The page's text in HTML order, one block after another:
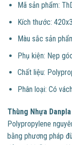
Mã sản phẩm:
Kích thước:
Màu sắc sản
Phụ kiện: Nẹp
Chất liệu:
Phân loại: Có
Thùng Nhựa Danpla
Polypropylene
bằng phương pháp